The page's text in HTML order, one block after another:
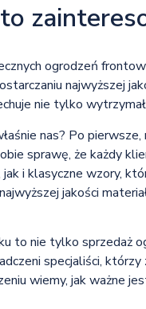
ogrodzeń
najwyższej
nie tylko
nas? Po
sprawę, że każdy
i klasyczne wzory,
jakości
to nie tylko sprzedaż
specjaliści,
wiemy, jak ważne